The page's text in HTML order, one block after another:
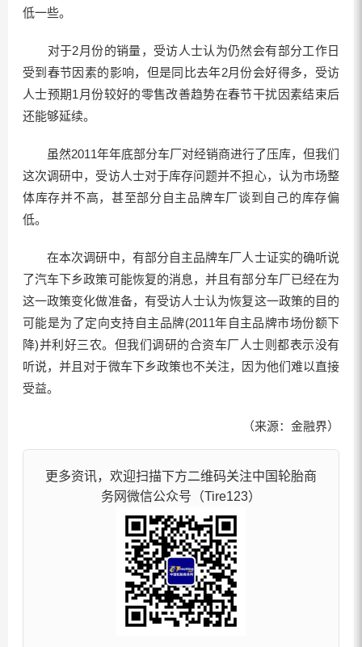
低一些。
对于2月份的销量，受访人士认为仍然会有部分工作日
受到春节因素的影响，但是同比去年2月份会好得多，受访
人士预期1月份较好的零售改善趋势在春节干扰因素结束后
还能够延续。
虽然2011年年底部分车厂对经销商进行了压库，但我们
这次调研中，受访人士对于库存问题并不担心，认为市场整
体库存并不高，甚至部分自主品牌车厂谈到自己的库存偏
低。
在本次调研中，有部分自主品牌车厂人士证实的确听说
了汽车下乡政策可能恢复的消息，并且有部分车厂已经在为
这一政策变化做准备，有受访人士认为恢复这一政策的目的
可能是为了定向支持自主品牌(2011年自主品牌市场份额下
降)并利好三农。但我们调研的合资车厂人士则都表示没有
听说，并且对于微车下乡政策也不关注，因为他们难以直接
受益。
（来源：金融界）
更多资讯，欢迎扫描下方二维码关注中国轮胎商
务网微信公众号（Tire123）